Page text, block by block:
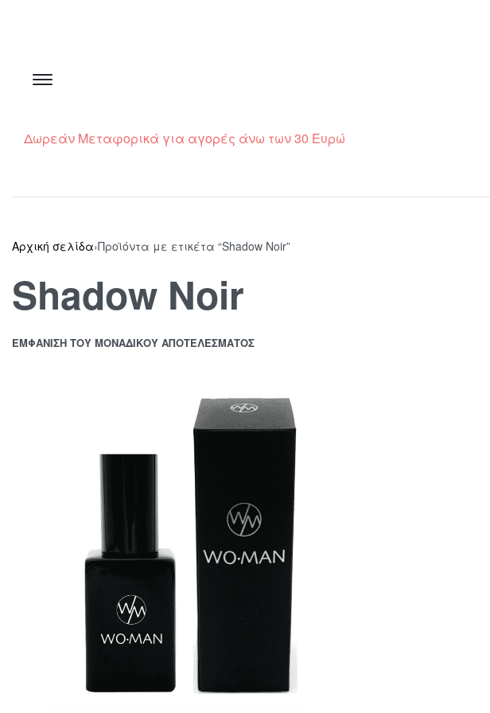
Δωρεάν Μεταφορικά για αγορές άνω των 30 Ευρώ
Αρχική σελίδα›Προϊόντα με ετικέτα “Shadow Noir”
Shadow Noir
ΕΜΦΆΝΙΣΗ ΤΟΥ ΜΟΝΑΔΙΚΟΎ ΑΠΟΤΕΛΈΣΜΑΤΟΣ